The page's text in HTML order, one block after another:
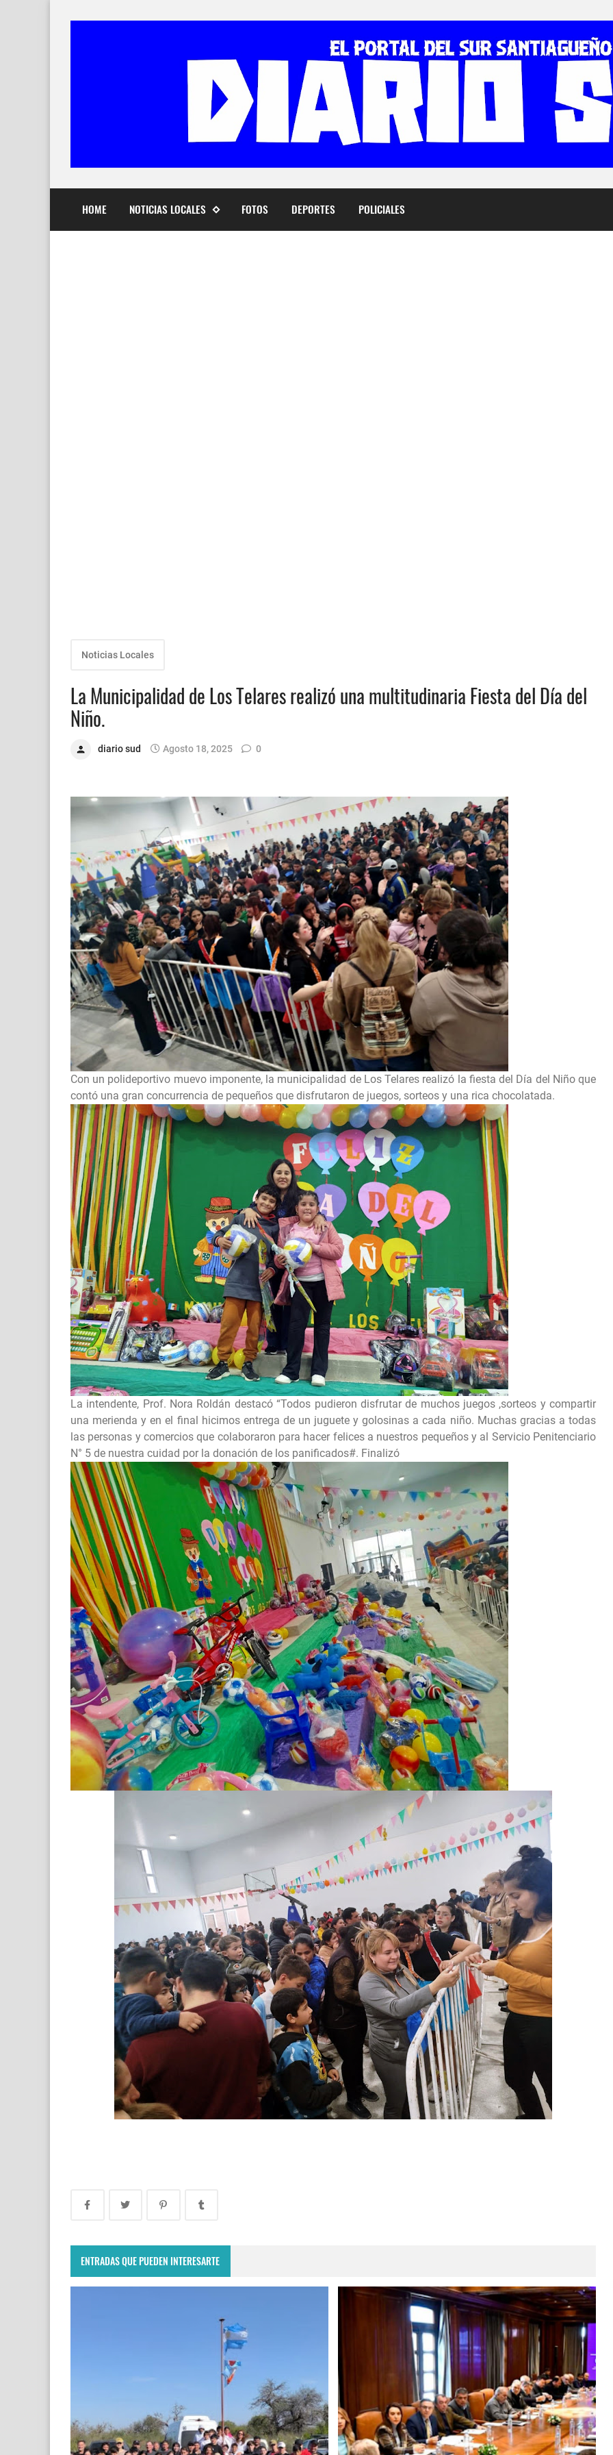
HOME NOTICIAS LOCALES FOTOS DEPORTES POLICIALES
Noticias Locales
La Municipalidad de Los Telares realizó una multitudinaria Fiesta del Día del
Niño.
diario sud Agosto 18, 2025 0
Con un polideportivo muevo imponente, la municipalidad de Los Telares realizó la fiesta del Día del Niño que
contó una gran concurrencia de pequeños que disfrutaron de juegos, sorteos y una rica chocolatada.
La intendente, Prof. Nora Roldán destacó “Todos pudieron disfrutar de muchos juegos ,sorteos y compartir
una merienda y en el final hicimos entrega de un juguete y golosinas a cada niño. Muchas gracias a todas
las personas y comercios que colaboraron para hacer felices a nuestros pequeños y al Servicio Penitenciario
N° 5 de nuestra cuidad por la donación de los panificados#. Finalizó
ENTRADAS QUE PUEDEN INTERESARTE